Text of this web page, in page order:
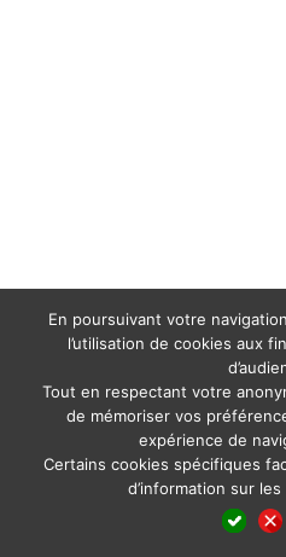
LinkedIn
X
En poursuivant votre
l’utilisation de cookies aux
Tout en respectant votre
de mémoriser vos
expérience de
Certains cookies spécifiques
d’information sur